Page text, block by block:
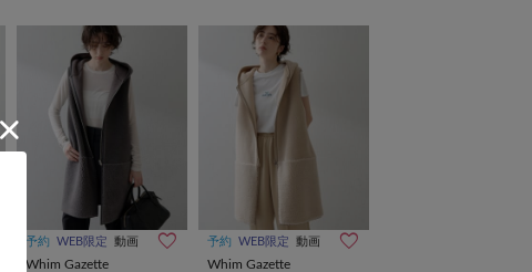
予約 WEB限定 動画
Whim Gazette
予約 WEB限定 動画
Whim Gazette